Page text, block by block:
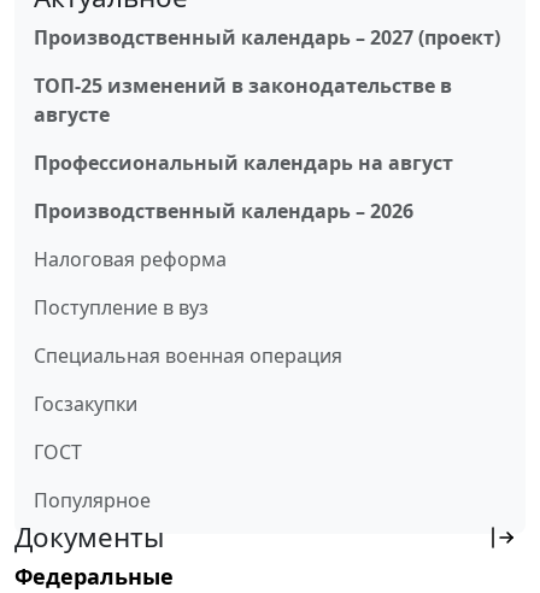
Производственный календарь – 2027 (проект)
ТОП-25 изменений в законодательстве в
августе
Профессиональный календарь на август
Производственный календарь – 2026
Налоговая реформа
Поступление в вуз
Специальная военная операция
Госзакупки
ГОСТ
Популярное
Документы
Федеральные